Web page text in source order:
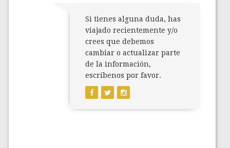
Si tienes alguna duda, has
viajado recientemente y/o
crees que debemos
cambiar o actualizar parte
de la información,
escríbenos por favor.